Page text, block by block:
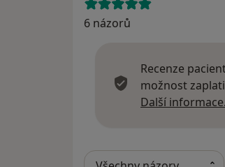
6 názorů
Recenze
možnost
Další informace.